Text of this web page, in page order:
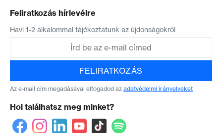
Feliratkozás hírlevélre
Havi 1-2 alkalommal tájékoztatunk az újdonságokról
FELIRATKOZÁS
Az e-mail cím megadásával elfogadod az adatvédelmi irányelveket
Hol találhatsz meg minket?